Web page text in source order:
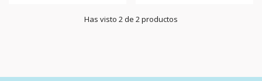
Has visto 2 de 2 productos